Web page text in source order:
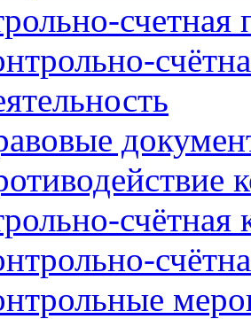
счетная
счётная